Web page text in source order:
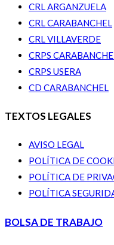
CRL ARGANZUELA
CRL CARABANCHEL
CRL VILLAVERDE
CRPS
CRPS USERA
CD CARABANCHEL
TEXTOS LEGALES
AVISO LEGAL
POLÍTICA DE
POLÍTICA DE
POLÍTICA
BOLSA DE TRABAJO